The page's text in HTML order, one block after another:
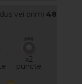
vei primi 48
x2
puncte